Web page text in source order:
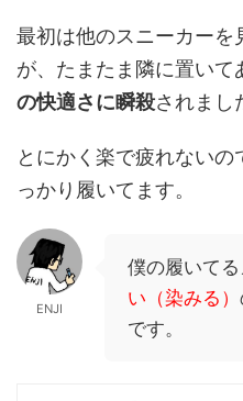
最初は他のスニーカーを
が、たまたま隣に置いて
の快適さに瞬殺されまし
とにかく楽で疲れない
っかり履いてます。
ENJI
僕の履いて
い（染みる）
です。